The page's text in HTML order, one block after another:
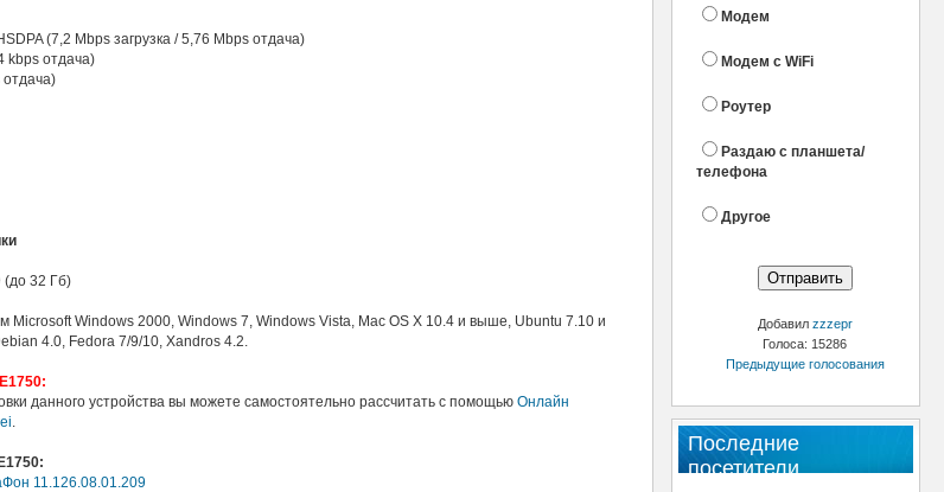
Модем
Модем с WiFi
Роутер
Раздаю с планшета/
телефона
Другое
Добавил zzzepr
Голоса: 15286
Предыдущие голосования
Последние
посетители
(7,2 Mbps загрузка / 5,76 Mbps отдача)
kbps отдача)
отдача)
(до 32 Гб)
Microsoft Windows 2000, Windows 7, Windows Vista, Mac OS Х 10.4 и выше, Ubuntu 7.10 и
4.0, Fedora 7/9/10, Xandros 4.2.
данного устройства вы можете самостоятельно рассчитать с помощью Онлайн
.
11.126.08.01.209